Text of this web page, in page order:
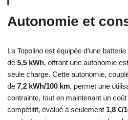
Autonomie et
La Topolino est équipée d’une
de 5,5 kWh, offrant une autonomie
seule charge. Cette autonomie,
de 7,2 kWh/100 km, permet une
contrainte, tout en maintenant un coût
compétitif, évalué à seulement 1,8 €/